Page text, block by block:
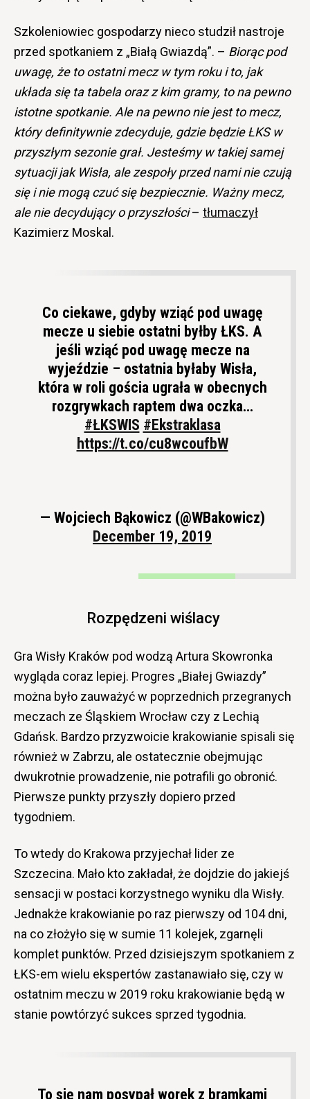
Szkoleniowiec gospodarzy nieco studził nastroje
przed spotkaniem z „Białą Gwiazdą”. – Biorąc pod
uwagę, że to ostatni mecz w tym roku i to, jak
układa się ta tabela oraz z kim gramy, to na pewno
istotne spotkanie. Ale na pewno nie jest to mecz,
który definitywnie zdecyduje, gdzie będzie ŁKS w
przyszłym sezonie grał. Jesteśmy w takiej samej
sytuacji jak Wisła, ale zespoły przed nami nie czują
się i nie mogą czuć się bezpiecznie. Ważny mecz,
ale nie decydujący o przyszłości– tłumaczył
Kazimierz Moskal.
Co ciekawe, gdyby wziąć pod uwagę
mecze u siebie ostatni byłby ŁKS. A
jeśli wziąć pod uwagę mecze na
wyjeździe – ostatnia byłaby Wisła,
która w roli gościa ugrała w obecnych
rozgrywkach raptem dwa oczka…
#ŁKSWIS #Ekstraklasa
https://t.co/cu8wcoufbW
— Wojciech Bąkowicz (@WBakowicz)
December 19, 2019
Rozpędzeni wiślacy
Gra Wisły Kraków pod wodzą Artura Skowronka
wygląda coraz lepiej. Progres „Białej Gwiazdy”
można było zauważyć w poprzednich przegranych
meczach ze Śląskiem Wrocław czy z Lechią
Gdańsk. Bardzo przyzwoicie krakowianie spisali się
również w Zabrzu, ale ostatecznie obejmując
dwukrotnie prowadzenie, nie potrafili go obronić.
Pierwsze punkty przyszły dopiero przed
tygodniem.
To wtedy do Krakowa przyjechał lider ze
Szczecina. Mało kto zakładał, że dojdzie do jakiejś
sensacji w postaci korzystnego wyniku dla Wisły.
Jednakże krakowianie po raz pierwszy od 104 dni,
na co złożyło się w sumie 11 kolejek, zgarnęli
komplet punktów. Przed dzisiejszym spotkaniem z
ŁKS-em wielu ekspertów zastanawiało się, czy w
ostatnim meczu w 2019 roku krakowianie będą w
stanie powtórzyć sukces sprzed tygodnia.
To się nam posypał worek z bramkami